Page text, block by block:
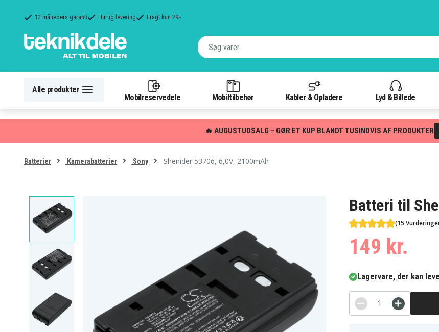
12 måneders garanti Hurtig levering Fragt kun 29,-
Alle produkter
Mobilreservedele Mobiltilbehør Kabler & Opladere Lyd & Billede
🔥 AUGUSTUDSALG – GØR ET KUP BLANDT TUSINDVIS AF PRODUKTER
Batterier Kamerabatterier Sony Shenider 53706, 6,0V, 2100mAh
Batteri til
(15
149 kr.
Lagervare, der kan